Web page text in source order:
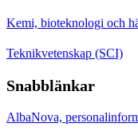
Kemi, bioteknologi och
Teknikvetenskap (SCI)
Snabblänkar
AlbaNova,